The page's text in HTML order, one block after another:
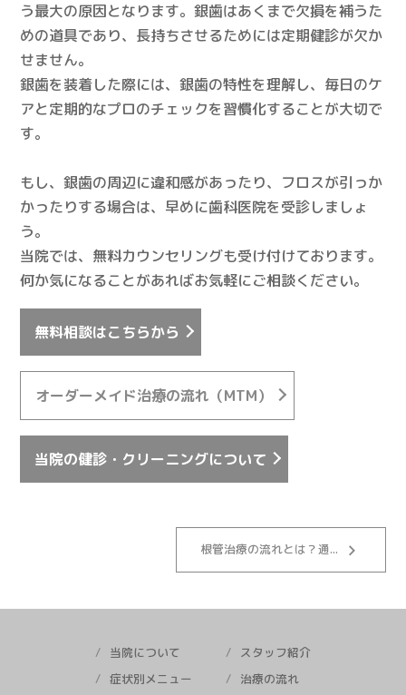
う最大の原因となります。銀歯はあくまで欠損を補うた
めの道具であり、長持ちさせるためには定期健診が欠か
せません。
銀歯を装着した際には、銀歯の特性を理解し、毎日のケ
アと定期的なプロのチェックを習慣化することが大切で
す。
もし、銀歯の周辺に違和感があったり、フロスが引っか
かったりする場合は、早めに歯科医院を受診しましょ
う。
当院では、無料カウンセリングも受け付けております。
何か気になることがあればお気軽にご相談ください。
無料相談はこちらから
オーダーメイド治療の流れ（MTM）
当院の健診・クリーニングについて
根管治療の流れとは？通... keyboard_arrow_right
当院について
症状別メニュー
スタッフ紹介
治療の流れ